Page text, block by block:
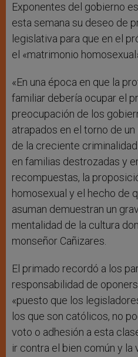
Exponentes del gobierno
esta semana su deseo de
legislativa para que en el
el «matrimonio
«En una época en que la
familiar debería ocupar el
preocupación de los
atrapados en el torno de
de la creciente
en familias destrozadas y
recompuestas, la
homosexual y el hecho de
asuman demuestran un
mentalidad de la cultura
monseñor Cañizares.
El primado recordó a los
responsabilidad de
«puesto que los
los que son católicos, no
voto o adhesión a esta
ir contra el bien común y la